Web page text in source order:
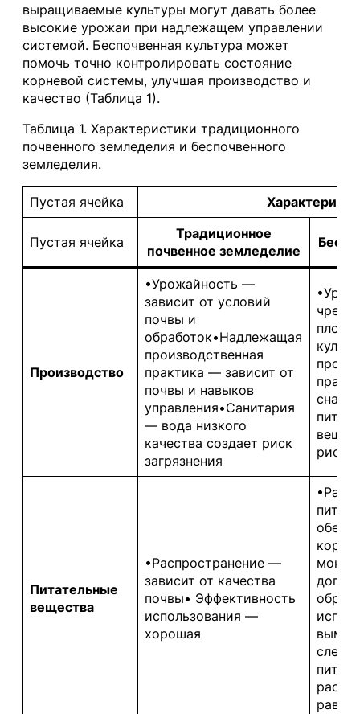
выращиваемые культуры могут давать более
высокие урожаи при надлежащем управлении
системой. Беспочвенная культура может
помочь точно контролировать состояние
корневой системы, улучшая производство и
качество (Таблица 1).
Таблица 1. Характеристики традиционного
почвенного земледелия и беспочвенного
земледелия.
Пустая ячейка
Пустая ячейка
Традиционное
почвенное земледелие
Производство
•Урожайность —
зависит от условий
почвы и
обработок•Надлежащая
производственная
практика — зависит от
почвы и навыков
управления•Санитария
— вода низкого
качества создает риск
загрязнения
риск
Питательные
вещества
•Распространение —
зависит от качества
почвы• Эффективность
использования —
хорошая